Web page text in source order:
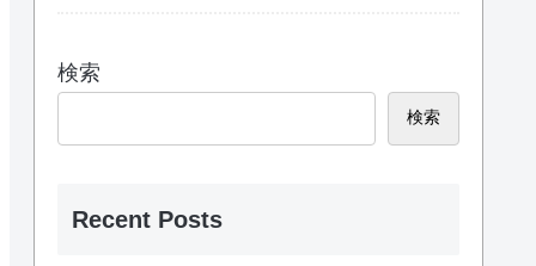
検索
検索
Recent Posts